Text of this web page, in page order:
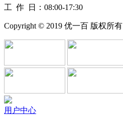
工作 日：08:00-17:30
Copyright © 2019 优一百 版权所有
用户中心